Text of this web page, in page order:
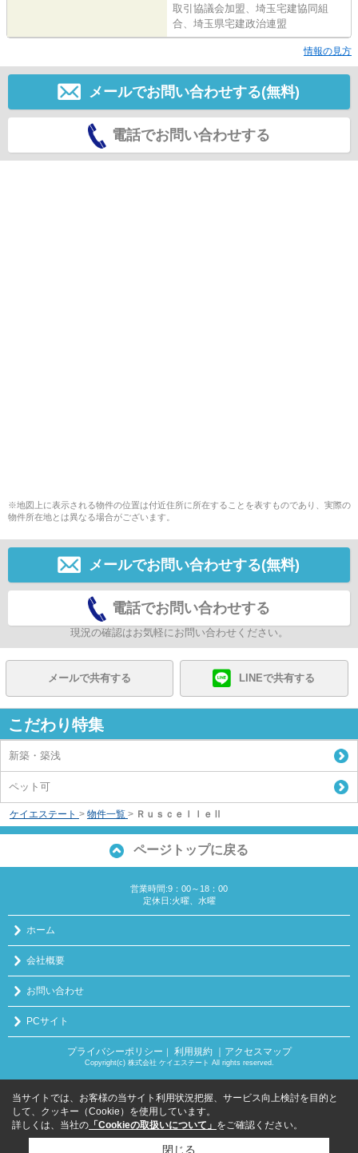
取引協議会加盟、埼玉宅建協同組
合、埼玉県宅建政治連盟
情報の見方
メールでお問い合わせする(無料)
電話でお問い合わせする
※地図上に表示される物件の位置は付近住所に所在することを表すものであり、実際の
物件所在地とは異なる場合がございます。
メールでお問い合わせする(無料)
電話でお問い合わせする
現況の確認はお気軽にお問い合わせください。
メールで共有する LINEで共有する
こだわり特集
新築・築浅
ペット可
ケイエステート > 物件一覧 > ＲｕｓｃｅｌｌｅⅡ
ページトップに戻る
営業時間:9：00～18：00
定休日:火曜、水曜
ホーム
会社概要
お問い合わせ
PCサイト
プライバシーポリシー 利用規約 ｜アクセスマップ
Copyright(c) 株式会社 ケイエステート All rights reserved.
当サイトでは、お客様の当サイト利用状況把握、サービス向上検討を目的と
して、クッキー（Cookie）を使用しています。
詳しくは、当社の 「Cookieの取扱いについて」 をご確認ください。
閉じる